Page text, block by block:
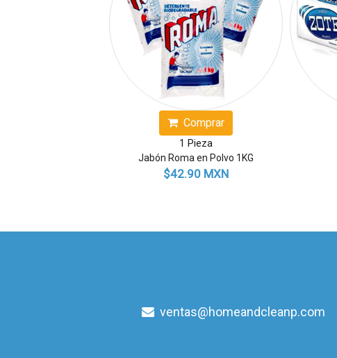
Comprar
1 Pieza
Jabón Roma en Polvo 1KG
$42.90 MXN
ventas@homeandcleanp.com